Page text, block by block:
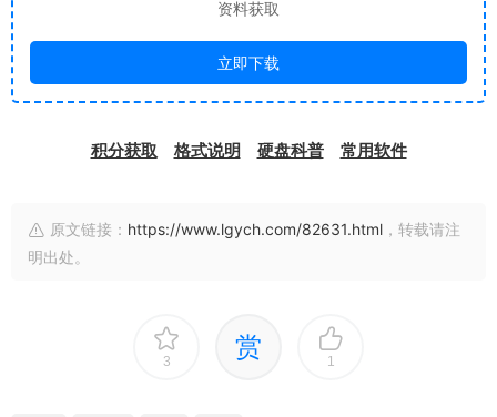
资料获取
立即下载
积分获取 格式说明 硬盘科普 常用软件
原文链接： https://www.lgych.com/82631.html ，转载请注
明出处。
3 赏 1